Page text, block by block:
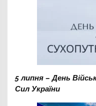
5 липня – День
Сил України